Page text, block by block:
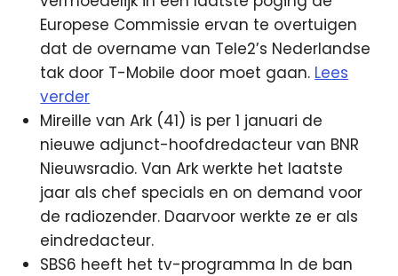
Europese Commissie ervan te overtuigen
dat de overname van Tele2’s Nederlandse
tak door T-Mobile door moet gaan. Lees
verder
Mireille van Ark (41) is per 1 januari de
nieuwe adjunct-hoofdredacteur van BNR
Nieuwsradio. Van Ark werkte het laatste
jaar als chef specials en on demand voor
de radiozender. Daarvoor werkte ze er als
eindredacteur.
SBS6 heeft het tv-programma In de ban